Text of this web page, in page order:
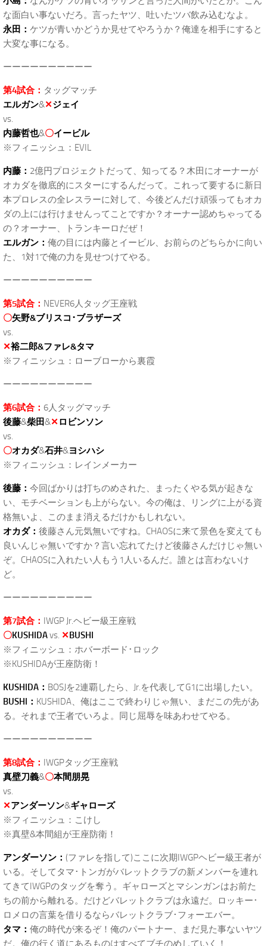
な面白い事ないだろ。言ったヤツ、吐いたツバ飲み込むなよ。
永田： ケツが青いかどうか見せてやろうか？俺達を相手にすると
大変な事になる。
ーーーーーーーーーー
第4試合： タッグマッチ
エルガン&✕ジェイ
vs.
内藤哲也&〇イービル
※フィニッシュ：EVIL
内藤： 2億円プロジェクトだって、知ってる？木田にオーナーが
オカダを徹底的にスターにするんだって。これって要するに新日
本プロレスの全レスラーに対して、今後どんだけ頑張ってもオカ
ダの上には行けませんってことですか？オーナー認めちゃってる
の？オーナー、トランキーロだぜ！
エルガン： 俺の目には内藤とイービル、お前らのどちらかに向い
た、1対1で俺の力を見せつけてやる。
ーーーーーーーーーー
第5試合： NEVER6人タッグ王座戦
〇矢野&ブリスコ･ブラザーズ
vs.
✕裕二郎&ファレ&タマ
※フィニッシュ：ローブローから裏霞
ーーーーーーーーーー
第6試合： 6人タッグマッチ
後藤&柴田&✕ロビンソン
vs.
〇オカダ&石井&ヨシハシ
※フィニッシュ：レインメーカー
後藤： 今回ばかりは打ちのめされた、まったくやる気が起きな
い、モチベーションも上がらない。今の俺は、リングに上がる資
格無いよ、このまま消えるだけかもしれない。
オカダ： 後藤さん元気無いですね。CHAOSに来て景色を変えても
良いんじゃ無いですか？言い忘れてたけど後藤さんだけじゃ無い
ぞ。CHAOSに入れたい人もう1人いるんだ。誰とは言わないけ
ど。
ーーーーーーーーーー
第7試合： IWGP Jr.ヘビー級王座戦
〇KUSHIDAvs. ✕BUSHI
※フィニッシュ：ホバーボード･ロック
※KUSHIDAが王座防衛！
KUSHIDA： BOSJを2連覇したら、Jr.を代表してG1に出場したい。
BUSHI： KUSHIDA、俺はここで終わりじゃ無い、まだこの先があ
る。それまで王者でいろよ。同じ屈辱を味あわせてやる。
ーーーーーーーーーー
第8試合： IWGPタッグ王座戦
真壁刀義&〇本間朋晃
vs.
✕アンダーソン&ギャローズ
※フィニッシュ：こけし
※真壁&本間組が王座防衛！
アンダーソン： (ファレを指して)ここに次期IWGPヘビー級王者が
いる。そしてタマ･トンガがバレットクラブの新メンバーを連れ
てきてIWGPのタッグを奪う。ギャローズとマシンガンはお前た
ちの前から離れる。だけどバレットクラブは永遠だ。ロッキー･
ロメロの言葉を借りるならバレットクラブ･フォーエバー。
タマ： 俺の時代が来るぞ！俺のパートナー、まだ見た事ないヤツ
だ。俺の行く道にあるものはすべてブチのめしていく！